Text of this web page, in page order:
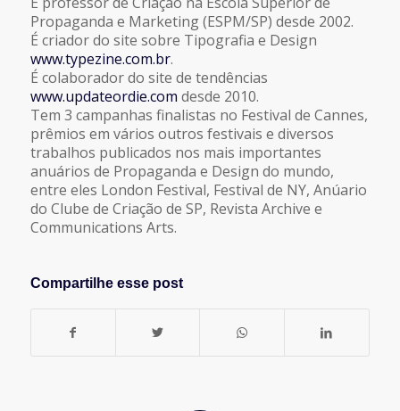
Propaganda e Marketing (ESPM/SP) desde 2002.
É criador do site sobre Tipografia e Design
www.typezine.com.br.
É colaborador do site de tendências
www.updateordie.com desde 2010.
Tem 3 campanhas finalistas no Festival de Cannes,
prêmios em vários outros festivais e diversos
trabalhos publicados nos mais importantes
anuários de Propaganda e Design do mundo,
entre eles London Festival, Festival de NY, Anúario
do Clube de Criação de SP, Revista Archive e
Communications Arts.
Compartilhe esse post